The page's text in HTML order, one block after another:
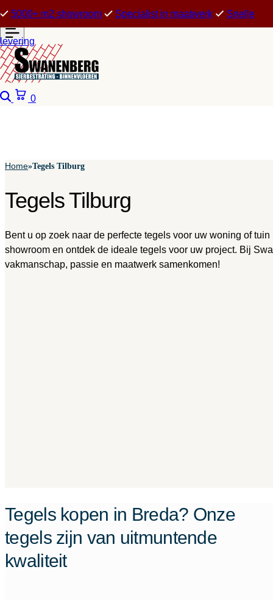
5000+ m2 showroom Specialist in maatwerk Snelle
levering
Zoeken
0
Home»Tegels Tilburg
Tegels Tilburg
Bent u op zoek naar de perfecte tegels voor uw woning of
showroom en ontdek de ideale tegels voor uw project. Bij
vakmanschap, passie en maatwerk samenkomen!
Tegels kopen in Breda? Onze
tegels zijn van uitmuntende
kwaliteit